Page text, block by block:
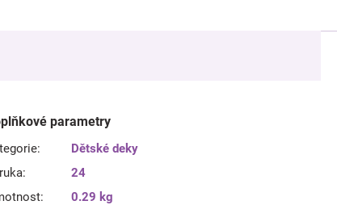
parametry
:
Dětské deky
:
24
:
0.29 kg